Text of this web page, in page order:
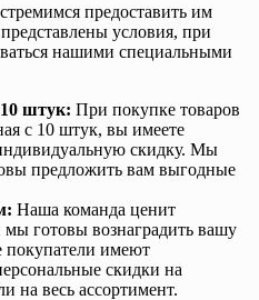
предоставить им
условия, при
нашими специальными
штук: При покупке товаров
с 10 штук, вы имеете
скидку. Мы
предложить вам выгодные
Наша команда ценит
готовы вознаградить вашу
покупатели имеют
скидки на
на весь ассортимент.